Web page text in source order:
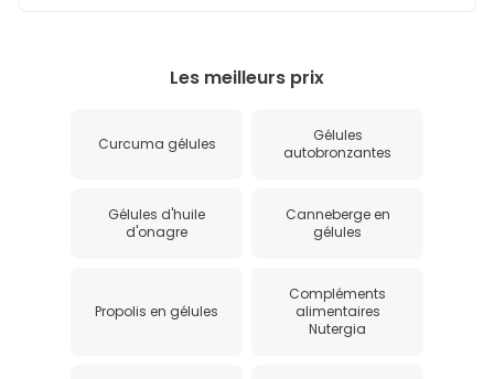
Les meilleurs prix
Curcuma gélules
Gélules
autobronzantes
Gélules d'huile
d'onagre
Canneberge en
gélules
Propolis en gélules
Compléments
alimentaires
Nutergia